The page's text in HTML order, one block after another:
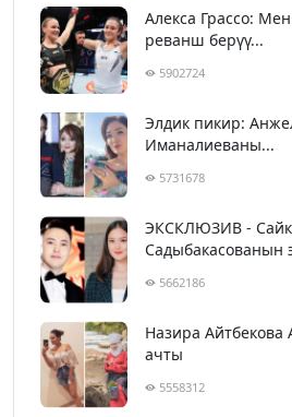
Алекса Грассо:
реванш берүү...
5902724
Элдик пикир:
Иманалиеваны...
5731678
ЭКСКЛЮЗИВ -
Садыбакасованын
5662186
Назира
ачты
5558312